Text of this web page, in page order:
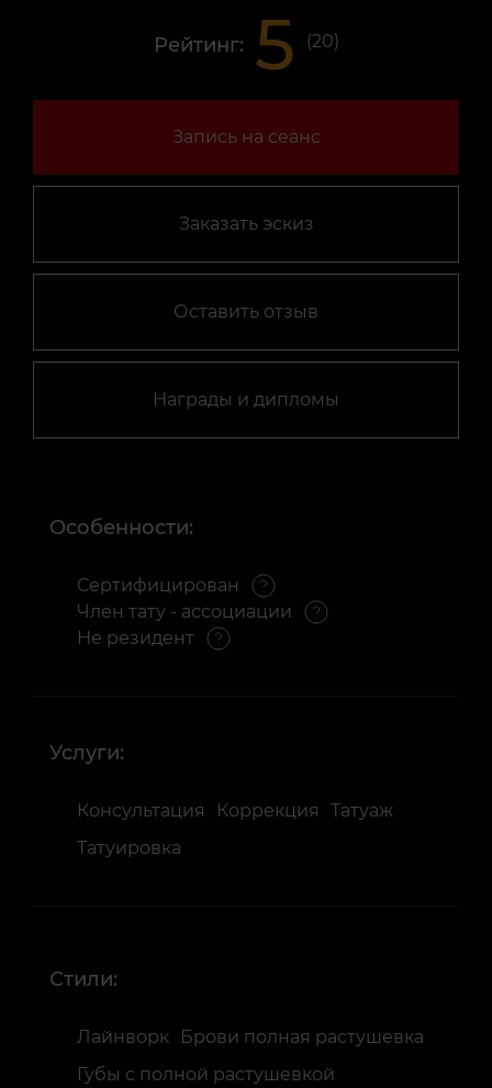
Рейтинг: 5 (20)
Запись на сеанс
Заказать эскиз
Оставить отзыв
Награды и дипломы
Особенности:
Сертифицирован
Член тату - ассоциации
Не резидент
Услуги:
Консультация Коррекция
Татуаж
Татуировка
Стили:
Лайнворк
Брови полная растушевка
Губы с полной растушевкой